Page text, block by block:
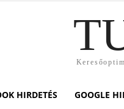
HIRDETÉS GOOGLE